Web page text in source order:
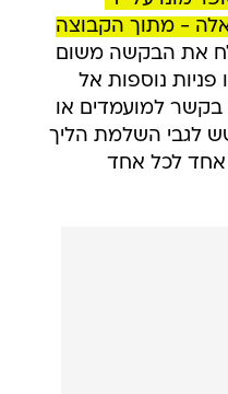
אלה - מתוך הקבוצה
את הבקשה משום
פניות נוספות אל
למועמדים או
לגבי השלמת הליך
אחד לכל אחד